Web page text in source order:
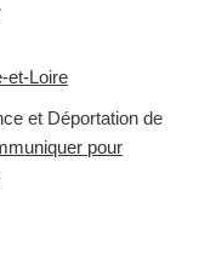
et-Loire
et Déportation de
pour